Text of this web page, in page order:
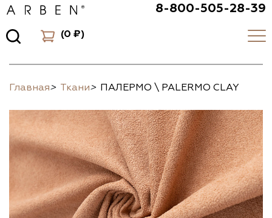
8-800-505-28-39
(0 ₽)
Главная> Ткани> ПАЛЕРМО \ PALERMO CLAY